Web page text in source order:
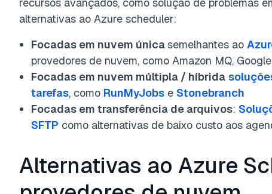
alternativas ao Azure scheduler:
Focadas em nuvem únicasemelhantes ao
provedores de nuvem, como Amazon MQ,
Focadas em nuvem múltipla / híbrida
tarefas, como RunMyJobs e Stonebranch
Focadas em transferência de arquivos:
SFTP como alternativas de baixo custo aos
Alternativas ao Azure